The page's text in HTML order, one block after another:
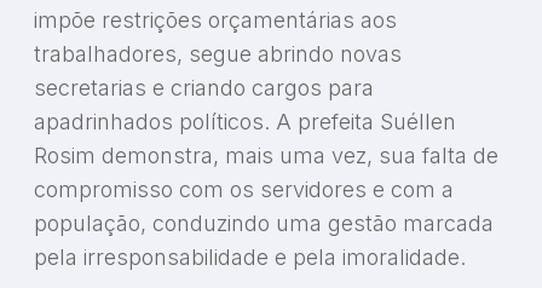
impõe restrições orçamentárias aos
trabalhadores, segue abrindo novas
secretarias e criando cargos para
apadrinhados políticos. A prefeita Suéllen
Rosim demonstra, mais uma vez, sua falta de
compromisso com os servidores e com a
população, conduzindo uma gestão marcada
pela irresponsabilidade e pela imoralidade.